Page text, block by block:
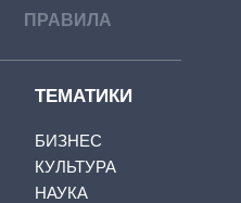
ПРАВИЛА
ТЕМАТИКИ
БИЗНЕС
КУЛЬТУРА
НАУКА